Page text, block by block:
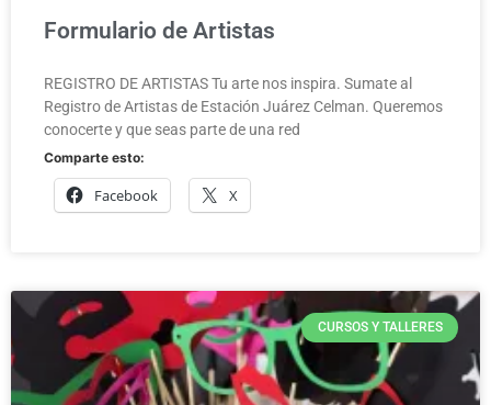
Formulario de Artistas
REGISTRO DE ARTISTAS Tu arte nos inspira. Sumate al
Registro de Artistas de Estación Juárez Celman. Queremos
conocerte y que seas parte de una red
Comparte esto:
Facebook X
CURSOS Y TALLERES